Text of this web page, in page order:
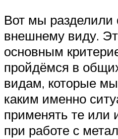
Вот мы разделили
внешнему виду.
основным
пройдёмся в
видам, которые
каким именно
применять те или
при работе с